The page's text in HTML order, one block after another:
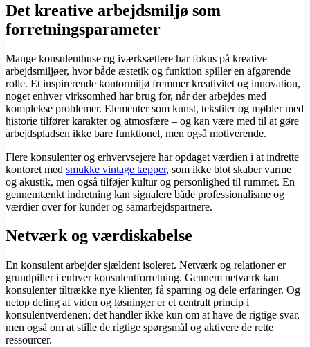
Det kreative arbejdsmiljø som
forretningsparameter
Mange konsulenthuse og iværksættere har fokus på kreative
arbejdsmiljøer, hvor både æstetik og funktion spiller en afgørende
rolle. Et inspirerende kontormiljø fremmer kreativitet og innovation,
noget enhver virksomhed har brug for, når der arbejdes med
komplekse problemer. Elementer som kunst, tekstiler og møbler med
historie tilfører karakter og atmosfære – og kan være med til at gøre
arbejdspladsen ikke bare funktionel, men også motiverende.
Flere konsulenter og erhvervsejere har opdaget værdien i at indrette
kontoret med smukke vintage tæpper, som ikke blot skaber varme
og akustik, men også tilføjer kultur og personlighed til rummet. En
gennemtænkt indretning kan signalere både professionalisme og
værdier over for kunder og samarbejdspartnere.
Netværk og værdiskabelse
En konsulent arbejder sjældent isoleret. Netværk og relationer er
grundpiller i enhver konsulentforretning. Gennem netværk kan
konsulenter tiltrække nye klienter, få sparring og dele erfaringer. Og
netop deling af viden og løsninger er et centralt princip i
konsulentverdenen; det handler ikke kun om at have de rigtige svar,
men også om at stille de rigtige spørgsmål og aktivere de rette
ressourcer.